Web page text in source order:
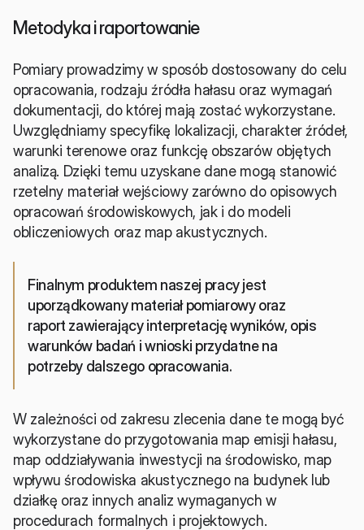
Metodyka i raportowanie
Pomiary prowadzimy w sposób dostosowany do celu
opracowania, rodzaju źródła hałasu oraz wymagań
dokumentacji, do której mają zostać wykorzystane.
Uwzględniamy specyfikę lokalizacji, charakter źródeł,
warunki terenowe oraz funkcję obszarów objętych
analizą. Dzięki temu uzyskane dane mogą stanowić
rzetelny materiał wejściowy zarówno do opisowych
opracowań środowiskowych, jak i do modeli
obliczeniowych oraz map akustycznych.
Finalnym produktem naszej pracy jest
uporządkowany materiał pomiarowy oraz
raport zawierający interpretację wyników, opis
warunków badań i wnioski przydatne na
potrzeby dalszego opracowania.
W zależności od zakresu zlecenia dane te mogą być
wykorzystane do przygotowania map emisji hałasu,
map oddziaływania inwestycji na środowisko, map
wpływu środowiska akustycznego na budynek lub
działkę oraz innych analiz wymaganych w
procedurach formalnych i projektowych.